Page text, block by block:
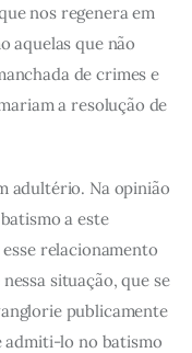
nos regenera em
aquelas que não
de crimes e
a resolução de
adultério. Na opinião
a este
relacionamento
situação, que se
publicamente
admiti-lo no batismo